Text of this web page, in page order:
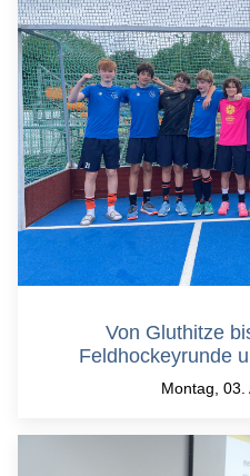
Von Gluthitze
Feldhockeyrunde
Montag, 03.